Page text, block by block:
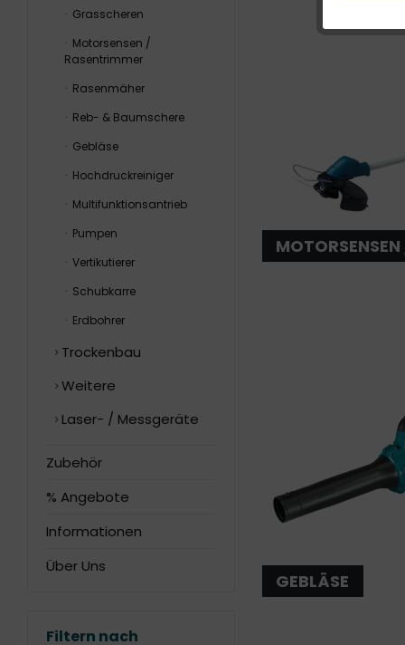
Grasscheren
Motorsensen /
Rasentrimmer
Rasenmäher
Reb- & Baumschere
Gebläse
Hochdruckreiniger
Multifunktionsantrieb
Pumpen
Vertikutierer
Schubkarre
Erdbohrer
Trockenbau
Weitere
Laser- / Messgeräte
Zubehör
% Angebote
Informationen
Über Uns
Filtern nach
GEBLÄSE